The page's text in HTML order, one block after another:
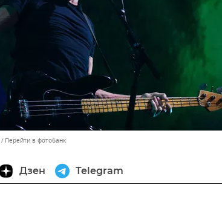
Перейти в фотобанк
Дзен Telegram